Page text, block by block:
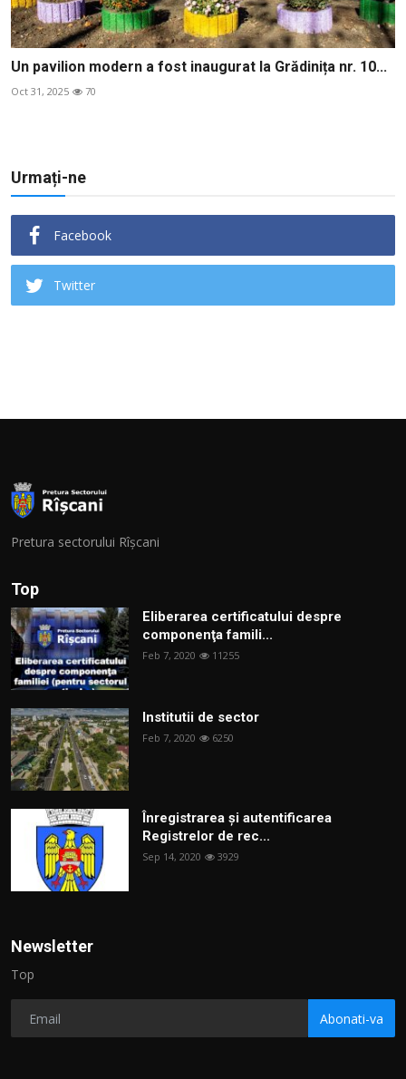
Un pavilion modern a fost inaugurat la Grădinița nr. 10...
Oct 31, 2025 70
Urmați-ne
Facebook
Twitter
Pretura sectorului Rîșcani
Top
Eliberarea certificatului despre
componenţa famili...
Feb 7, 2020 11255
Institutii de sector
Feb 7, 2020 6250
Înregistrarea și autentificarea
Registrelor de rec...
Sep 14, 2020 3929
Newsletter
Top
Abonati-va